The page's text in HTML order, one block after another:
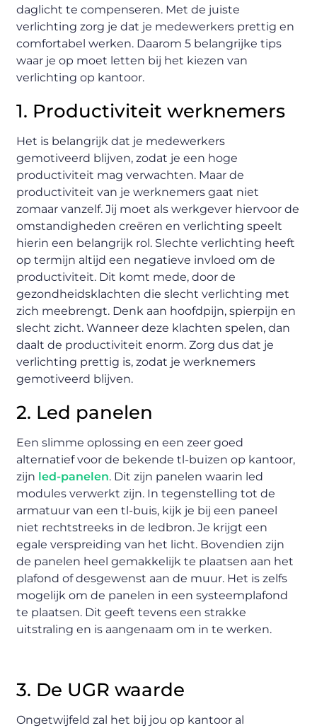
daglicht te compenseren. Met de juiste
verlichting zorg je dat je medewerkers prettig en
comfortabel werken. Daarom 5 belangrijke tips
waar je op moet letten bij het kiezen van
verlichting op kantoor.
1. Productiviteit werknemers
Het is belangrijk dat je medewerkers
gemotiveerd blijven, zodat je een hoge
productiviteit mag verwachten. Maar de
productiviteit van je werknemers gaat niet
zomaar vanzelf. Jij moet als werkgever hiervoor de
omstandigheden creëren en verlichting speelt
hierin een belangrijk rol. Slechte verlichting heeft
op termijn altijd een negatieve invloed om de
productiviteit. Dit komt mede, door de
gezondheidsklachten die slecht verlichting met
zich meebrengt. Denk aan hoofdpijn, spierpijn en
slecht zicht. Wanneer deze klachten spelen, dan
daalt de productiviteit enorm. Zorg dus dat je
verlichting prettig is, zodat je werknemers
gemotiveerd blijven.
2. Led panelen
Een slimme oplossing en een zeer goed
alternatief voor de bekende tl-buizen op kantoor,
zijn led-panelen. Dit zijn panelen waarin led
modules verwerkt zijn. In tegenstelling tot de
armatuur van een tl-buis, kijk je bij een paneel
niet rechtstreeks in de ledbron. Je krijgt een
egale verspreiding van het licht. Bovendien zijn
de panelen heel gemakkelijk te plaatsen aan het
plafond of desgewenst aan de muur. Het is zelfs
mogelijk om de panelen in een systeemplafond
te plaatsen. Dit geeft tevens een strakke
uitstraling en is aangenaam om in te werken.
3. De UGR waarde
Ongetwijfeld zal het bij jou op kantoor al